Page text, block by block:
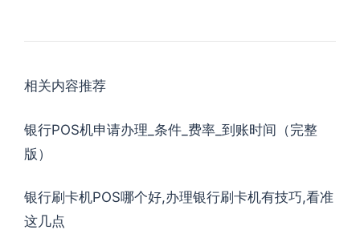
相关内容推荐
银行POS机申请办理_条件_费率_到账时间（完整
版）
银行刷卡机POS哪个好,办理银行刷卡机有技巧,看准
这几点